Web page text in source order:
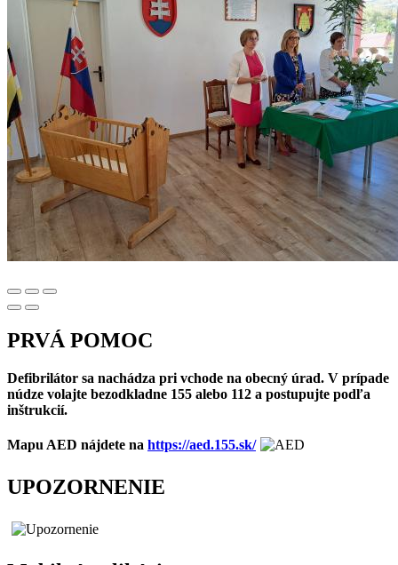
PRVÁ POMOC
Defibrilátor sa nachádza pri vchode na obecný úrad. V prípade
núdze volajte bezodkladne 155 alebo 112 a postupujte podľa
inštrukcií.
Mapu AED nájdete na https://aed.155.sk/
UPOZORNENIE